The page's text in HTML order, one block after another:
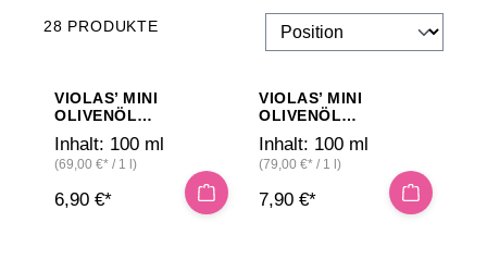
28 PRODUKTE
VIOLAS’ MINI
OLIVENÖL
Inhalt: 100 ml
(69,00 €* / 1 l)
6,90 €*
VIOLAS’ MINI
OLIVENÖL
Inhalt: 100 ml
(79,00 €* / 1 l)
7,90 €*